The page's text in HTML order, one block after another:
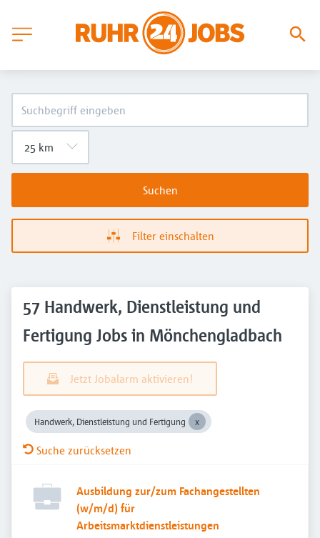
Suchen
Filter einschalten
57 Handwerk, Dienstleistung und
Fertigung Jobs in Mönchengladbach
Jetzt Jobalarm aktivieren!
Handwerk, Dienstleistung und Fertigung
Suche zurücksetzen
Ausbildung zur/zum Fachangestellten
(w/m/d) für
Arbeitsmarktdienstleistungen